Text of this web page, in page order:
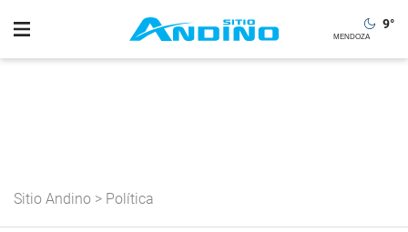
9°
Sitio Andino > Política